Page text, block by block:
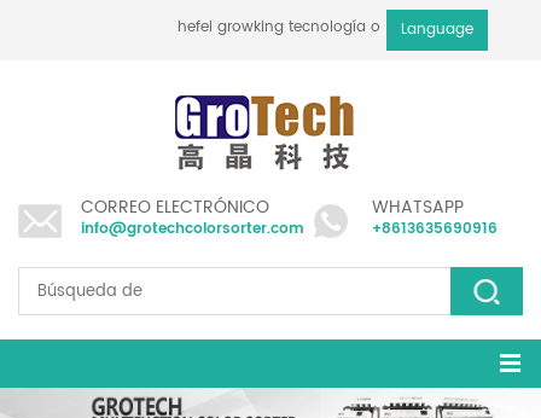
hefei growking tecnología optoelectrónica co.,
Language
CORREO ELECTRÓNICO
info@grotechcolorsorter.com
WHATSAPP
+8613635690916